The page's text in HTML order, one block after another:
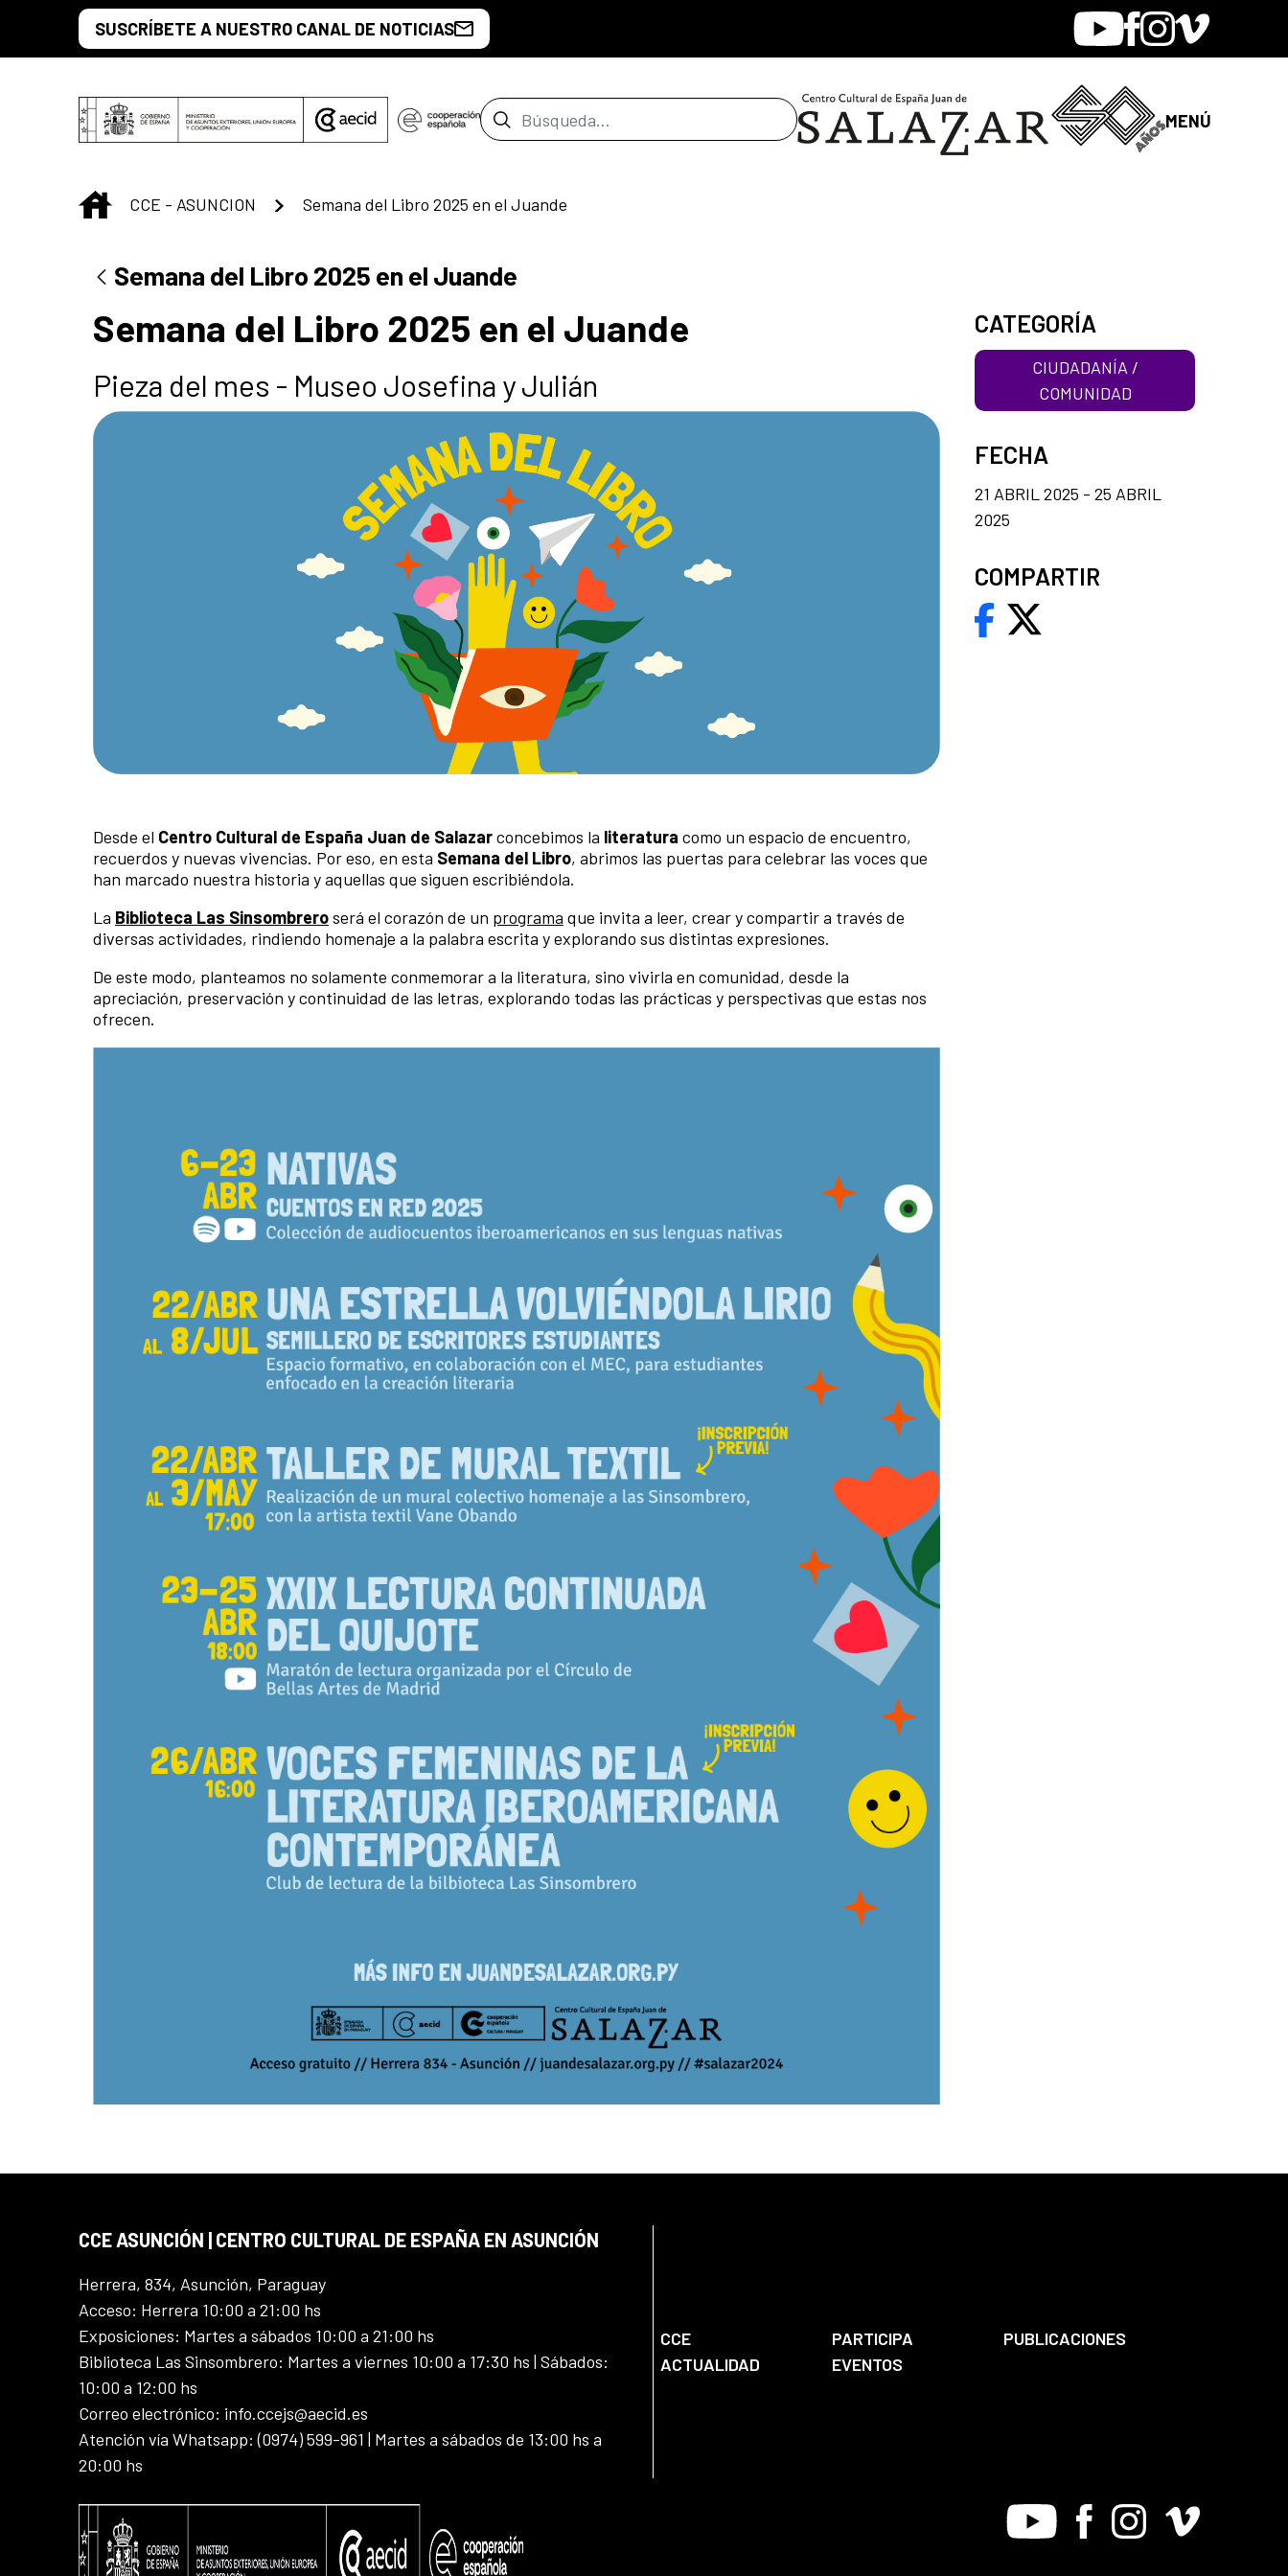
Saltar al contenido principal
SUSCRÍBETE A NUESTRO CANAL DE NOTICIAS YoutubeFacebook
Instagram
Vimeo
Barra de búsqueda MENÚ
INICIO
CCE - ASUNCION Semana del Libro 2025 en el Juande
Semana del Libro 2025 en el Juande
Semana del Libro 2025 en el Juande
Pieza del mes - Museo Josefina y Julián
Desde el Centro Cultural de España Juan de Salazarconcebimos la literatura como un espacio de encuentro,
recuerdos y nuevas vivencias. Por eso, en esta Semana del Libro, abrimos las puertas para celebrar las voces que
han marcado nuestra historia y aquellas que siguen escribiéndola.
La Biblioteca Las Sinsombreroserá el corazón de un programa que invita a leer, crear y compartir a través de
diversas actividades, rindiendo homenaje a la palabra escrita y explorando sus distintas expresiones.
De este modo, planteamos no solamente conmemorar a la literatura, sino vivirla en comunidad, desde la
apreciación, preservación y continuidad de las letras, explorando todas las prácticas y perspectivas que estas nos
ofrecen.
CATEGORÍA
CIUDADANÍA /
COMUNIDAD
FECHA
21 ABRIL 2025 - 25 ABRIL
2025
COMPARTIR
CCE ASUNCIÓN | CENTRO CULTURAL DE ESPAÑA EN ASUNCIÓN
Herrera, 834, Asunción, Paraguay
Acceso: Herrera 10:00 a 21:00 hs
Exposiciones: Martes a sábados 10:00 a 21:00 hs
Biblioteca Las Sinsombrero: Martes a viernes 10:00 a 17:30 hs | Sábados:
10:00 a 12:00 hs
Correo electrónico: info.ccejs@aecid.es
Atención vía Whatsapp: (0974) 599-961 | Martes a sábados de 13:00 hs a
20:00 hs
CCE PARTICIPA
PUBLICACIONES
ACTUALIDAD
EVENTOS
Youtube FacebookInstagram
Vimeo